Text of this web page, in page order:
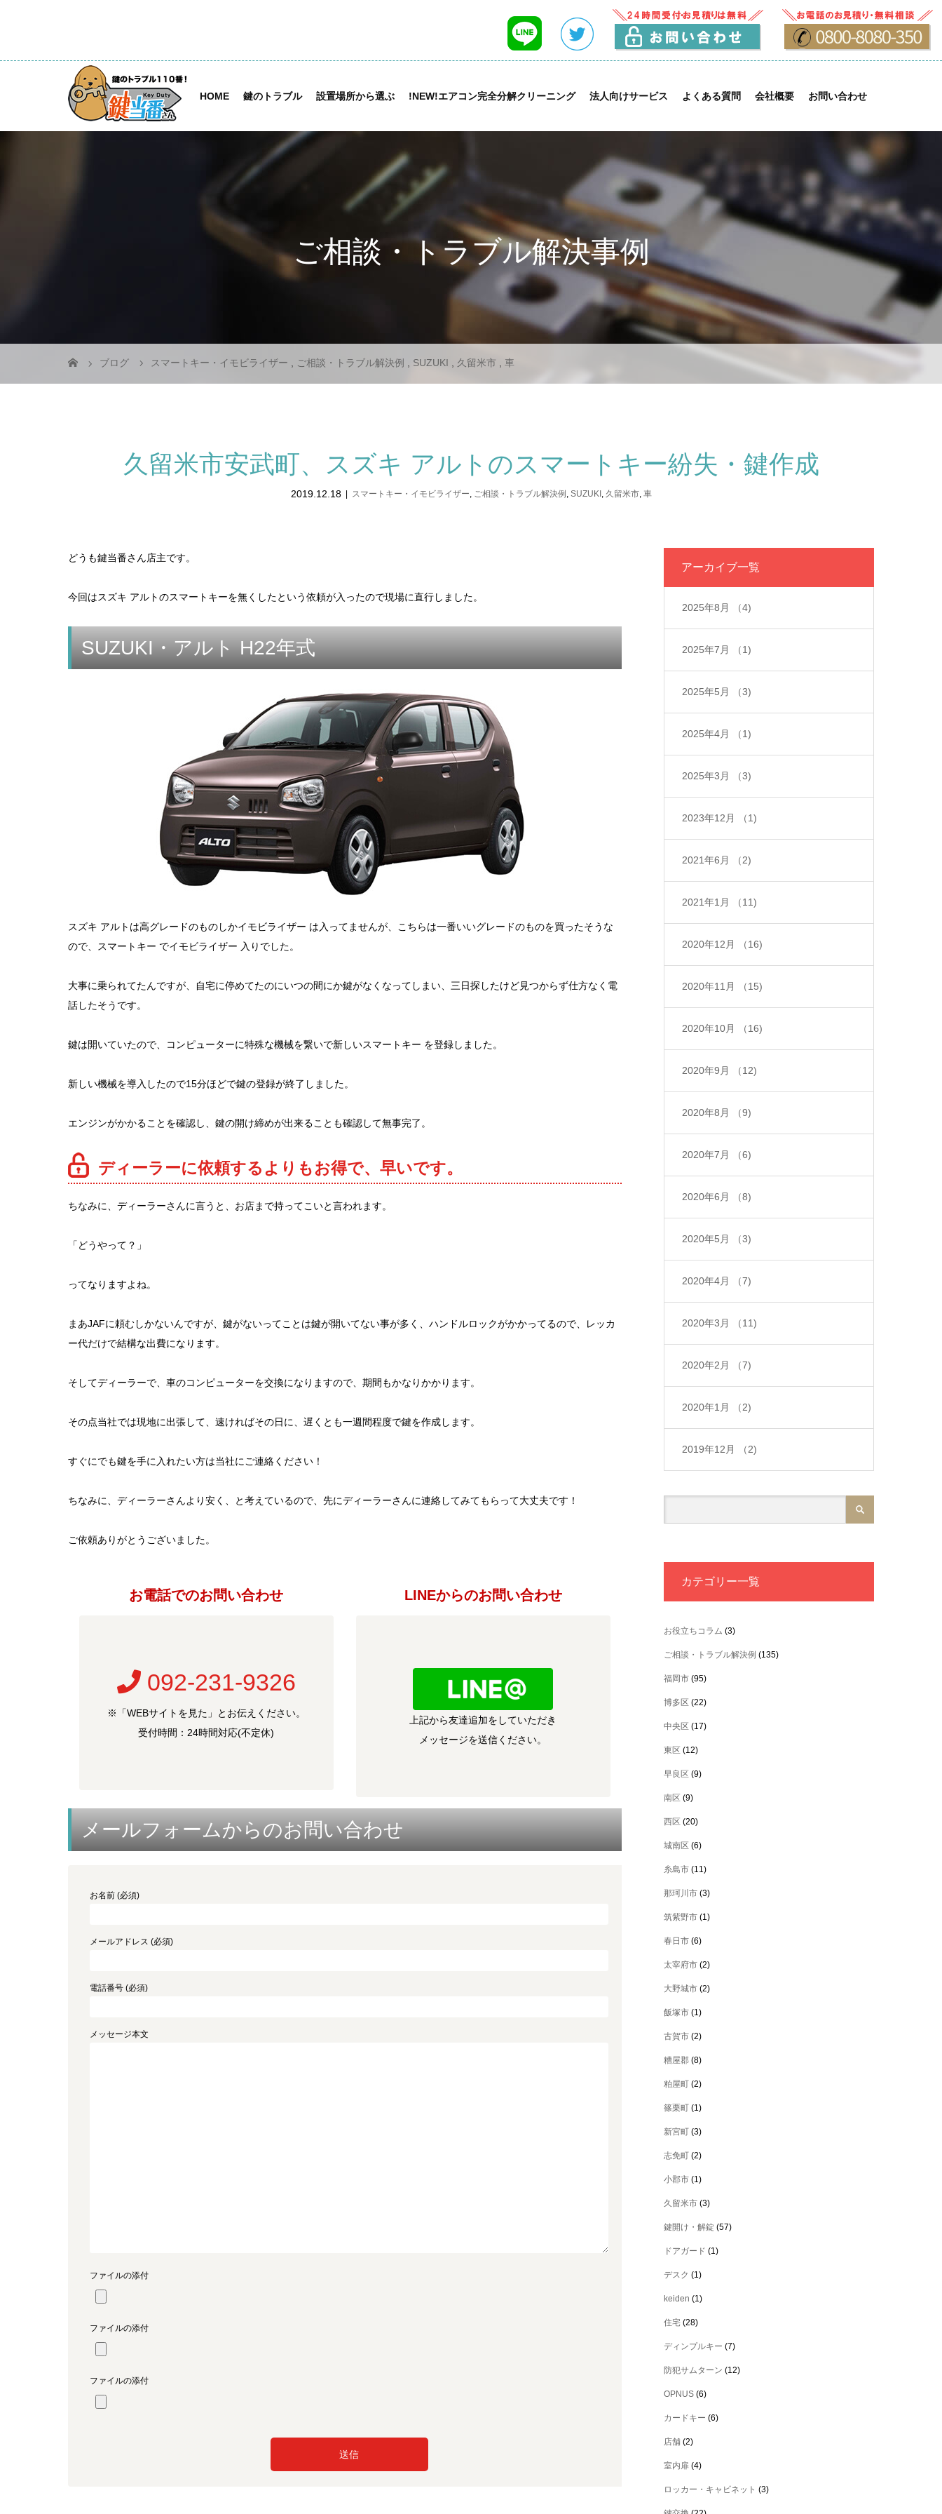
HOME 鍵のトラブル 設置場所から選ぶ !NEW!エアコン完全分解クリーニング 法人向けサービス よくある質問 会社概要 お問い合わせ
ご相談・トラブル解決事例
ブログ スマートキー・イモビライザー ご相談・トラブル解決例 SUZUKI 久留米市 車
久留米市安武町、スズキ アルトのスマートキー紛失・鍵作成
2019.12.18 スマートキー・イモビライザー, ご相談・トラブル解決例 , SUZUKI , 久留米市, 車
どうも鍵当番さん店主です。
今回はスズキ アルトのスマートキーを無くしたという依頼が入ったので現場に直行しました。
SUZUKI・アルト H22年式
スズキ アルトは高グレードのものしかイモビライザー は入ってませんが、こちらは一番いいグレードのものを買ったそうな
ので、スマートキー でイモビライザー 入りでした。
大事に乗られてたんですが、自宅に停めてたのにいつの間にか鍵がなくなってしまい、三日探したけど見つからず仕方なく電
話したそうです。
鍵は開いていたので、コンピューターに特殊な機械を繋いで新しいスマートキー を登録しました。
新しい機械を導入したので15分ほどで鍵の登録が終了しました。
エンジンがかかることを確認し、鍵の開け締めが出来ることも確認して無事完了。
ディーラーに依頼するよりもお得で、早いです。
ちなみに、ディーラーさんに言うと、お店まで持ってこいと言われます。
「どうやって？」
ってなりますよね。
まあJAFに頼むしかないんですが、鍵がないってことは鍵が開いてない事が多く、ハンドルロックがかかってるので、レッカ
ー代だけで結構な出費になります。
そしてディーラーで、車のコンピューターを交換になりますので、期間もかなりかかります。
その点当社では現地に出張して、速ければその日に、遅くとも一週間程度で鍵を作成します。
すぐにでも鍵を手に入れたい方は当社にご連絡ください！
ちなみに、ディーラーさんより安く、と考えているので、先にディーラーさんに連絡してみてもらって大丈夫です！
ご依頼ありがとうございました。
お電話でのお問い合わせ
092-231-9326
※「WEBサイトを見た」とお伝えください。
受付時間：24時間対応(不定休)
LINEからのお問い合わせ
上記から友達追加をしていただき
メッセージを送信ください。
メールフォームからのお問い合わせ
お名前 (必須)
メールアドレス (必須)
電話番号 (必須)
メッセージ本文
ファイルの添付
ファイルの添付
ファイルの添付
アーカイブ一覧
2025年8月 （4)
2025年7月 （1)
2025年5月 （3)
2025年4月 （1)
2025年3月 （3)
2023年12月 （1)
2021年6月 （2)
2021年1月 （11)
2020年12月 （16)
2020年11月 （15)
2020年10月 （16)
2020年9月 （12)
2020年8月 （9)
2020年7月 （6)
2020年6月 （8)
2020年5月 （3)
2020年4月 （7)
2020年3月 （11)
2020年2月 （7)
2020年1月 （2)
2019年12月 （2)
カテゴリー一覧
お役立ちコラム (3)
ご相談・トラブル解決例 (135)
福岡市 (95)
博多区 (22)
中央区 (17)
東区 (12)
早良区 (9)
南区 (9)
西区 (20)
城南区 (6)
糸島市 (11)
那珂川市 (3)
筑紫野市 (1)
春日市 (6)
太宰府市 (2)
大野城市 (2)
飯塚市 (1)
古賀市 (2)
糟屋郡 (8)
粕屋町 (2)
篠栗町 (1)
新宮町 (3)
志免町 (2)
小郡市 (1)
久留米市 (3)
鍵開け・解錠 (57)
ドアガード (1)
デスク (1)
keiden (1)
住宅 (28)
ディンプルキー (7)
防犯サムターン (12)
OPNUS (6)
カードキー (6)
店舗 (2)
室内扉 (4)
ロッカー・キャビネット (3)